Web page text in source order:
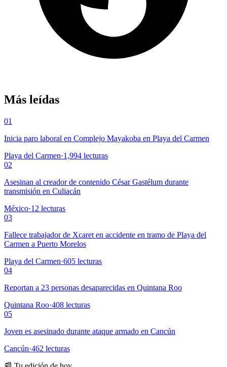
Más leídas
01
Inicia paro laboral en Complejo Mayakoba en Playa del Carmen
Playa del Carmen·1,994 lecturas
02
Asesinan al creador de contenido César Gastélum durante
transmisión en Culiacán
México·12 lecturas
03
Fallece trabajador de Xcaret en accidente en tramo de Playa del
Carmen a Puerto Morelos
Playa del Carmen·605 lecturas
04
Reportan a 23 personas desaparecidas en Quintana Roo
Quintana Roo·408 lecturas
05
Joven es asesinado durante ataque armado en Cancún
Cancún·462 lecturas